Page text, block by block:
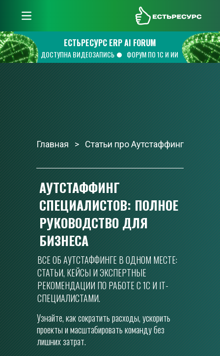
ЕстьРесурс
ЕСТЬРЕСУРС ERP AI FORUM
ДОСТУПНА ВИДЕОЗАПИСЬ ФОРУМ ПО 1С И ИИ
Главная
   >
Статьи про Аутстаффинг
АУТСТАФФИНГ
СПЕЦИАЛИСТОВ: ПОЛНОЕ
РУКОВОДСТВО ДЛЯ
БИЗНЕСА
ВСЕ ОБ АУТСТАФФИНГЕ В ОДНОМ МЕСТЕ:
СТАТЬИ, КЕЙСЫ И ЭКСПЕРТНЫЕ
РЕКОМЕНДАЦИИ ПО РАБОТЕ С 1С И IT-
СПЕЦИАЛИСТАМИ.
Узнайте, как сократить расходы, ускорить
проекты и масштабировать команду без
лишних затрат.